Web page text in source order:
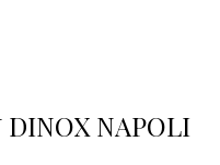
NAPOLI